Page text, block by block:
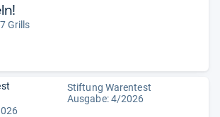
Grills
Stiftung Warentest
Ausgabe: 4/2026